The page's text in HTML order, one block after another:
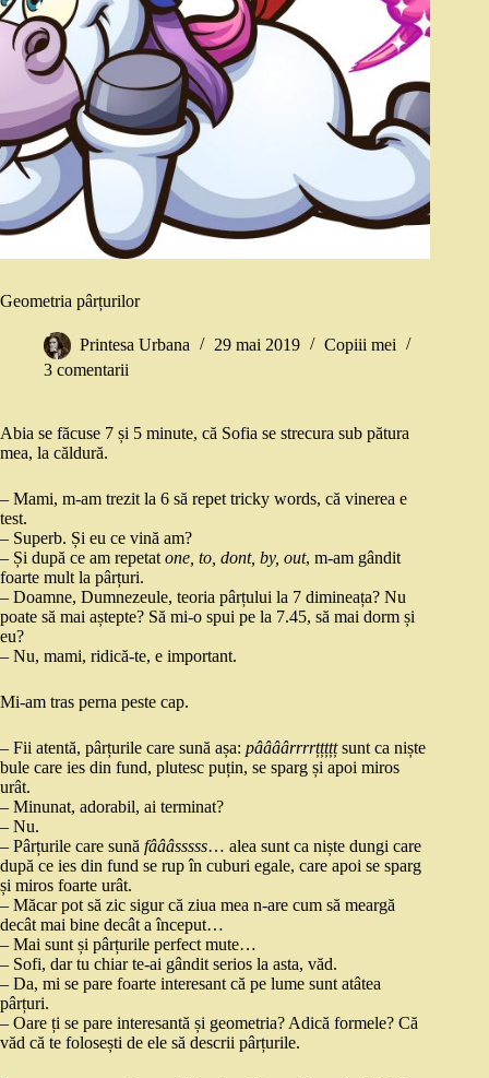
Geometria pârțurilor
Printesa Urbana 29 mai 2019
Copiii mei
3 comentarii
Abia se făcuse 7 și 5 minute, că Sofia se strecura sub pătura
mea, la căldură.
– Mami, m-am trezit la 6 să repet tricky words, că vinerea e
test.
– Superb. Și eu ce vină am?
– Și după ce am repetat one, to, dont, by, out, m-am gândit
foarte mult la pârțuri.
– Doamne, Dumnezeule, teoria pârțului la 7 dimineața? Nu
poate să mai aștepte? Să mi-o spui pe la 7.45, să mai dorm și
eu?
– Nu, mami, ridică-te, e important.
Mi-am tras perna peste cap.
– Fii atentă, pârțurile care sună așa: pâââârrrrțțțțțsunt ca niște
bule care ies din fund, plutesc puțin, se sparg și apoi miros
urât.
– Minunat, adorabil, ai terminat?
– Nu.
– Pârțurile care sună fâââsssss… alea sunt ca niște dungi care
după ce ies din fund se rup în cuburi egale, care apoi se sparg
și miros foarte urât.
– Măcar pot să zic sigur că ziua mea n-are cum să meargă
decât mai bine decât a început…
– Mai sunt și pârțurile perfect mute…
– Sofi, dar tu chiar te-ai gândit serios la asta, văd.
– Da, mi se pare foarte interesant că pe lume sunt atâtea
pârțuri.
– Oare ți se pare interesantă și geometria? Adică formele? Că
văd că te folosești de ele să descrii pârțurile.